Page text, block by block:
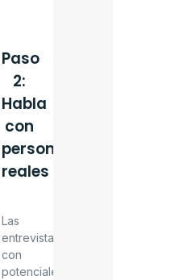
Paso
2:
Habla
con
personas
reales
Las
entrevistas
con
potenciales